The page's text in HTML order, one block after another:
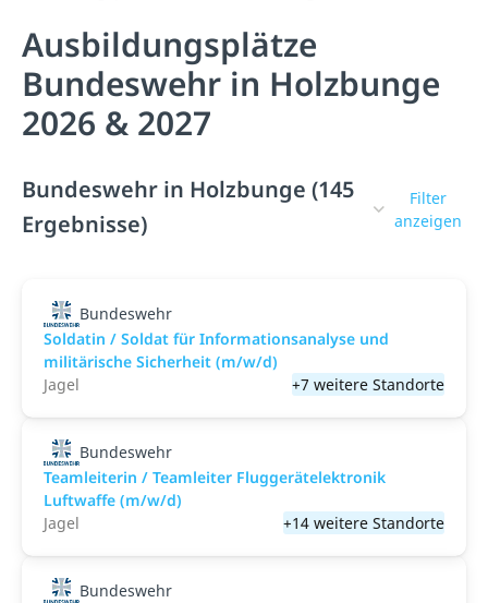
Ausbildungsplätze
Bundeswehr in Holzbunge
2026 & 2027
Bundeswehr in Holzbunge (145
Ergebnisse)
Filter
anzeigen
Bundeswehr
Soldatin / Soldat für Informationsanalyse und
militärische Sicherheit (m/w/d)
Jagel
+7 weitere Standorte
Bundeswehr
Teamleiterin / Teamleiter Fluggerätelektronik
Luftwaffe (m/w/d)
Jagel
+14 weitere Standorte
Bundeswehr